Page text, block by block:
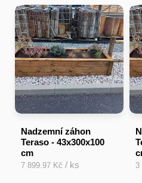
Nadzemní záhon
Teraso - 43x300x100
cm
7 899.97 Kč / ks 3